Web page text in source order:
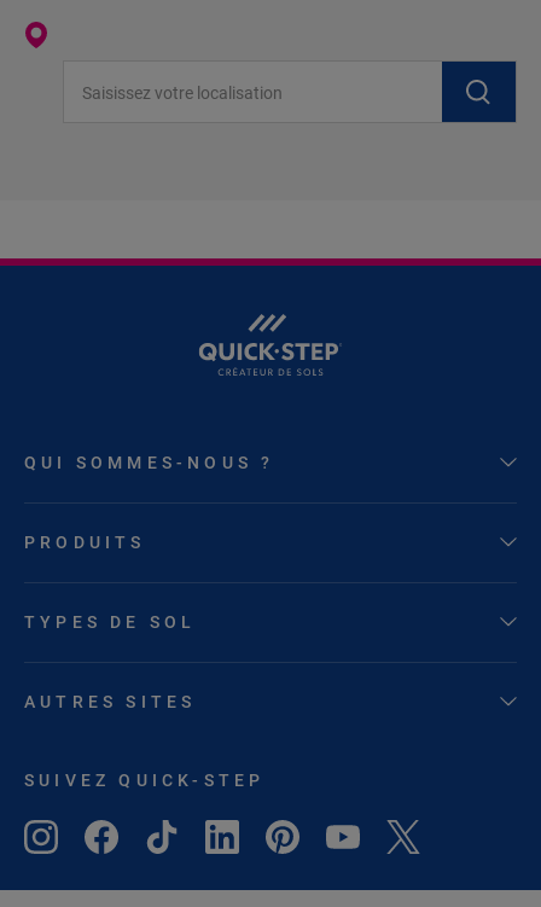
QUI SOMMES-NOUS ?
PRODUITS
TYPES DE SOL
AUTRES SITES
SUIVEZ QUICK-STEP